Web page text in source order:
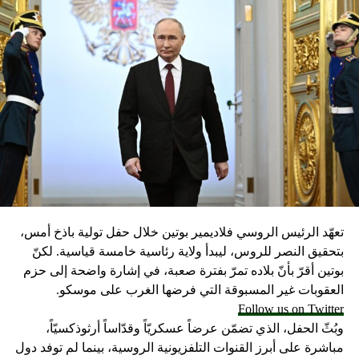
تكشف “العمر الذهبي” للسعادة والاستقرار الذاتي!
DON'T MISS
الأمراض المُصاحبة للصدفية
تعهّد الرئيس الروسي فلاديمير بوتين خلال حفل تولية باذخ أمس،
بتحقيق النصر للروس، ليبدأ ولاية رئاسية خامسة قياسية. لكنّ
بوتين أقرّ بأنّ بلاده تمرّ بفترة صعبة، في إشارة واضحة إلى حزم
العقوبات غير المسبوقة التي فرضها الغرب على موسكو.
Follow us on Twitter
وبُثّ الحفل، الذي تضمّن عرضاً عسكريّاً وقدّاساً أرثوذكسيّاً،
مباشرة على أبرز القنوات التلفزيونية الروسية، بينما لم توفد دول